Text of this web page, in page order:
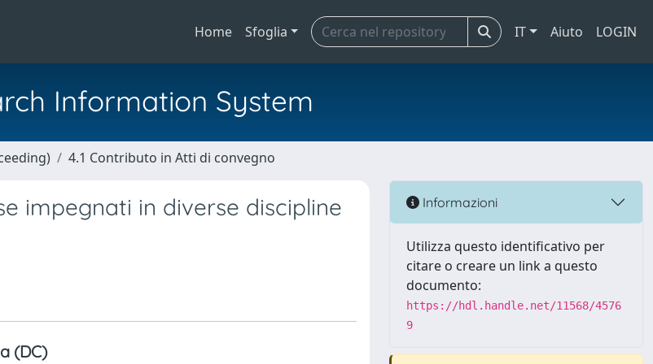
Home Sfoglia IT Aiuto LOGIN
Information System
4.1 Contributo in Atti di convegno
impegnati in diverse discipline
(DC)
Informazioni
Utilizza questo identificativo per
citare o creare un link a questo
documento:
https://hdl.handle.net/11568/4576
9